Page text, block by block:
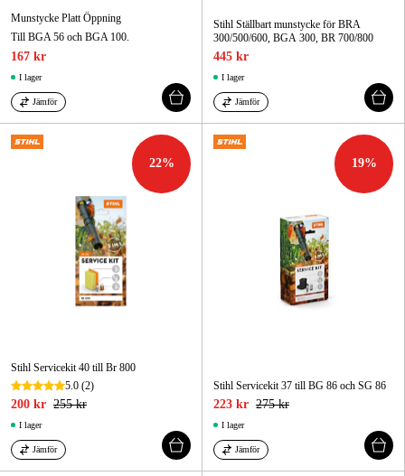
Munstycke Platt Öppning
Till BGA 56 och BGA 100.
167 kr
I lager
Jämför
Stihl Ställbart munstycke för BRA
300/500/600, BGA 300, BR 700/800
445 kr
I lager
Jämför
22%
Stihl Servicekit 40 till Br 800
5.0 (2)
200 kr 255 kr
I lager
Jämför
19%
Stihl Servicekit 37 till BG 86 och SG 86
223 kr 275 kr
I lager
Jämför